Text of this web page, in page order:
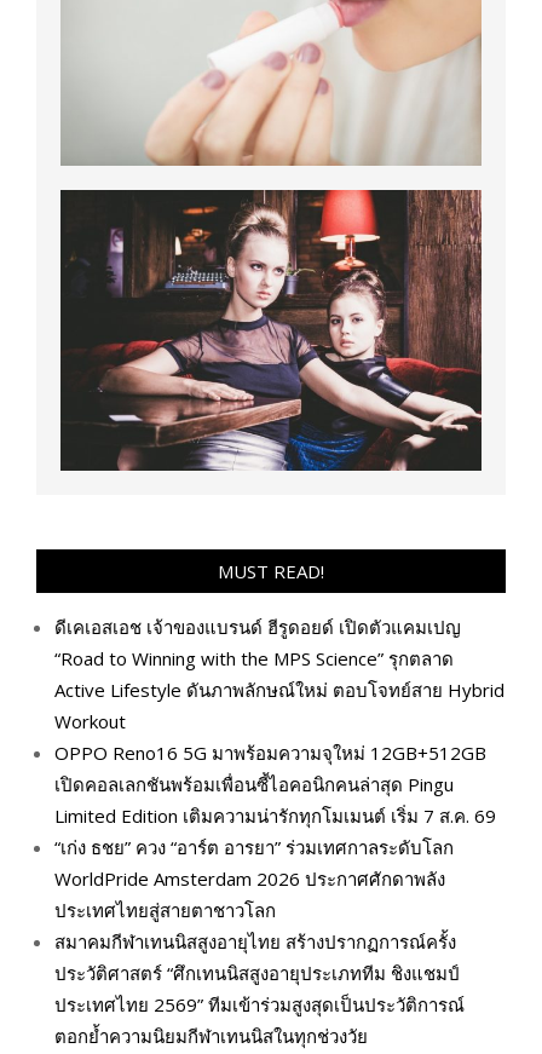
MUST READ!
ดีเคเอสเอช เจ้าของแบรนด์ ฮีรูดอยด์ เปิดตัวแคมเปญ
“Road to Winning with the MPS Science” รุกตลาด
Active Lifestyle ดันภาพลักษณ์ใหม่ ตอบโจทย์สาย Hybrid
Workout
OPPO Reno16 5G มาพร้อมความจุใหม่ 12GB+512GB
เปิดคอลเลกชันพร้อมเพื่อนซี้ไอคอนิกคนล่าสุด Pingu
Limited Edition เติมความน่ารักทุกโมเมนต์ เริ่ม 7 ส.ค. 69
“เก่ง ธชย” ควง “อาร์ต อารยา” ร่วมเทศกาลระดับโลก
WorldPride Amsterdam 2026 ประกาศศักดาพลัง
ประเทศไทยสู่สายตาชาวโลก
สมาคมกีฬาเทนนิสสูงอายุไทย สร้างปรากฏการณ์ครั้ง
ประวัติศาสตร์ “ศึกเทนนิสสูงอายุประเภททีม ชิงแชมป์
ประเทศไทย 2569” ทีมเข้าร่วมสูงสุดเป็นประวัติการณ์
ตอกย้ำความนิยมกีฬาเทนนิสในทุกช่วงวัย